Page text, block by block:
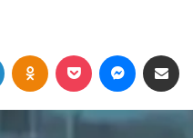
LinkedIn Odnoklassniki
Pocket Messenger